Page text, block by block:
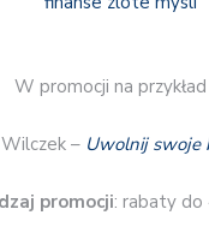
W promocji na przykład
– Uwolnij swoje
promocji: rabaty do